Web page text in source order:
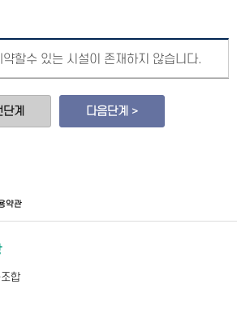
약할수 있는 시설이 존재하지 않습니다.
계 다음단계 >
약관
합